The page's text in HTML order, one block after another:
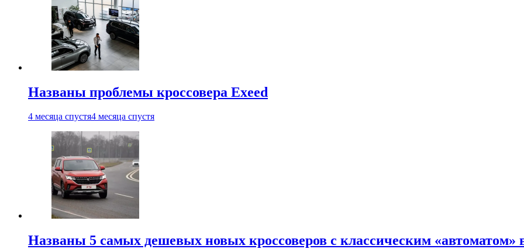
Названы проблемы кроссовера Exeed
4 месяца спустя4 месяца спустя
Названы 5 самых дешевых новых кроссоверов с классическим «автоматом»